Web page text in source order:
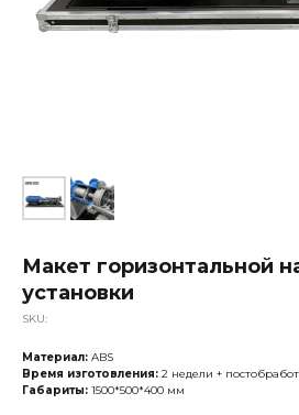
Макет горизонтальной
установки
SKU:
Материал: ABS
Время изготовления: 2 недели +
Габариты: 1500*500*400 мм